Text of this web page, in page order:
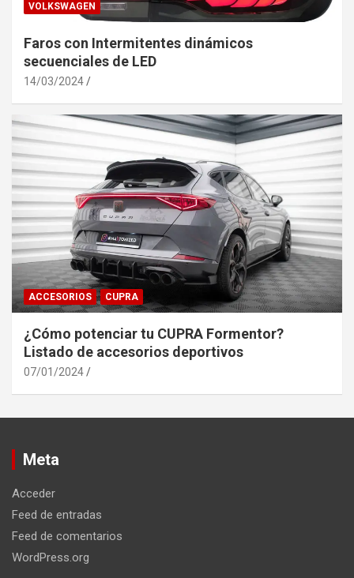
VOLKSWAGEN
Faros con Intermitentes dinámicos
secuenciales de LED
14/03/2024
ACCESORIOS CUPRA
¿Cómo potenciar tu CUPRA Formentor?
Listado de accesorios deportivos
07/01/2024
Meta
Acceder
Feed de entradas
Feed de comentarios
WordPress.org